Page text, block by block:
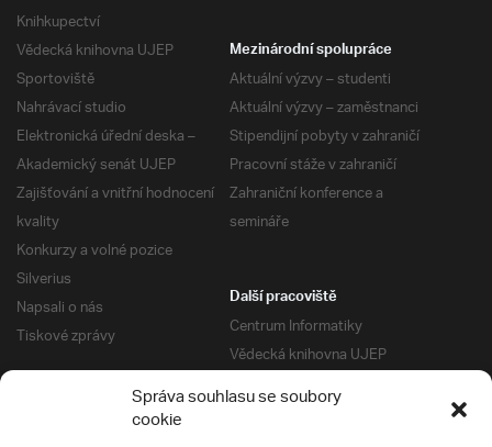
Správa souhlasu se soubory
cookie
Knihkupectví
Vědecká knihovna UJEP
Sportoviště
Nahrávací studio
Elektronická úřední deska –
Akademický senát UJEP
Zajišťování a vnitřní hodnocení
kvality
Konkurzy a volné pozice
Silverius
Napsali o nás
Tiskové zprávy
Mezinárodní spolupráce
Aktuální výzvy – studenti
Aktuální výzvy – zaměstnanci
Stipendijní pobyty v zahraničí
Pracovní stáže v zahraničí
Zahraniční konference a
semináře
Další pracoviště
Centrum Informatiky
Vědecká knihovna UJEP
Správa kolejí a menz
Univerzitní centrum podpory